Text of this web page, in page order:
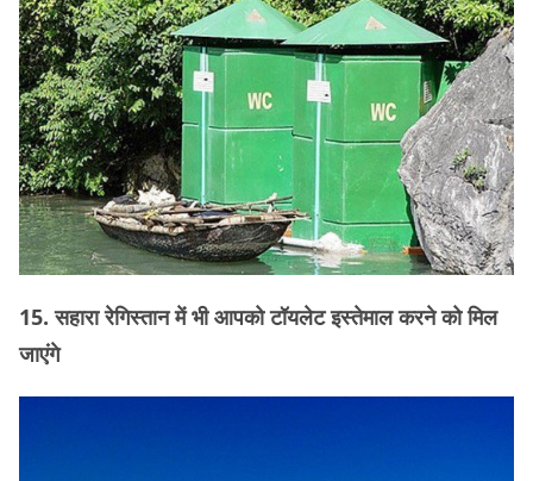
15. सहारा रेगिस्तान में भी आपको टॉयलेट इस्तेमाल करने को मिल
जाएंगे